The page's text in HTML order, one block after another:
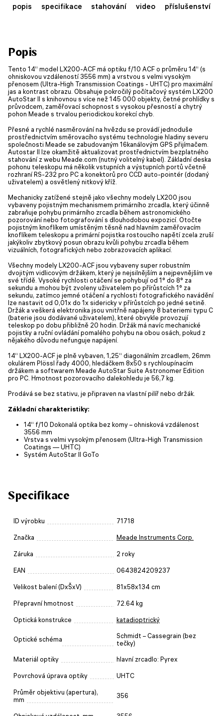
popis specifikace stahování video příslušenství
Popis
Tento 14“ model LX200-ACF má optiku f/10 ACF o průměru 14“ (s
ohniskovou vzdáleností 3556 mm) a vrstvou s velmi vysokým
přenosem (Ultra-High Transmission Coatings - UHTC) pro maximální
jas a kontrast obrazu. Obsahuje pokročilý počítačový systém LX200
AutoStar II s knihovnou s více než 145 000 objekty, četné prohlídky s
průvodcem, zaměřovací schopnost s vysokou přesností a chytrý
pohon Meade s trvalou periodickou korekcí chyb.
Přesné a rychlé nasměrování na hvězdu se provádí jednoduše
prostřednictvím směrovacího systému technologie hladiny severu
společnosti Meade se zabudovaným 16kanálovým GPS přijímačem.
Autostar II lze okamžitě aktualizovat prostřednictvím bezplatného
stahování z webu Meade.com (nutný volitelný kabel). Základní deska
pohonu teleskopu má několik vstupních a výstupních portů včetně
rozhraní RS-232 pro PC a konektorů pro CCD auto-pointér (dodaný
uživatelem) a osvětlený nitkový kříž.
Mechanicky zatížené stejně jako všechny modely LX200 jsou
vybaveny pojistným mechanismem primárního zrcadla, který účinně
zabraňuje pohybu primárního zrcadla během astronomického
pozorování nebo fotografování s dlouhodobou expozicí. Otočte
pojistným knoflíkem umístěným těsně nad hlavním zaměřovacím
knoflíkem teleskopu a primární pojistka rostoucího napětí zcela zruší
jakýkoliv zbytkový posun obrazu kvůli pohybu zrcadla během
vizuálních, fotografických nebo zobrazovacích aplikací.
Všechny modely LX200-ACF jsou vybaveny super robustním
dvojitým vidlicovým držákem, který je nejsilnějším a nejpevnějším ve
své třídě. Vysoké rychlosti otáčení se pohybují od 1° do 8° za
sekundu a mohou být zvoleny uživatelem po přírůstcích 1° za
sekundu, zatímco jemné otáčení a rychlosti fotografického navádění
lze nastavit od 0,01x do 1x sidericky v přírůstcích po jedné setině.
Držák a veškerá elektronika jsou vnitřně napájeny 8 bateriemi typu C
(baterie jsou dodávané uživatelem), které obvykle provozují
teleskop po dobu přibližně 20 hodin. Držák má navíc mechanické
pojistky a ruční ovládání pomalého pohybu na obou osách, pokud z
nějakého důvodu nefunguje napájení.
14“ LX200-ACF je plně vybaven, 1,25“ diagonálním zrcadlem, 26mm
okulárem Plössl řady 4000, hledáčkem 8x50 s rychloupínacím
držákem a softwarem Meade AutoStar Suite Astronomer Edition
pro PC. Hmotnost pozorovacího dalekohledu je 56,7 kg.
Prodává se bez stativu, je připraven na vlastní pilíř nebo držák.
Základní charakteristiky:
14“ f/10 Dokonalá optika bez komy – ohnisková vzdálenost
3556 mm
Vrstva s velmi vysokým přenosem (Ultra-High Transmission
Coatings — UHTC)
Systém AutoStar II GoTo
Specifikace
ID výrobku 71718
Značka Meade Instruments Corp.
Záruka 2 roky
EAN 0643824209237
Velikost balení (DxŠxV) 81x58x134 cm
Přepravní hmotnost 72.64 kg
Optická konstrukce katadioptrický
Optické schéma
Schmidt – Cassegrain (bez
tečky)
Materiál optiky hlavní zrcadlo: Pyrex
Povrchová úprava optiky UHTC
Průměr objektivu (apertura),
mm
356